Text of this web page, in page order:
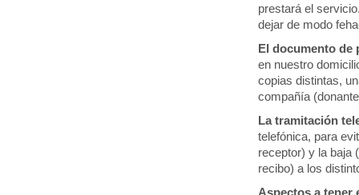
prestará el
dejar de modo
El documento de
en nuestro
copias distintas,
compañía
La tramitación
telefónica, para
receptor) y la baja
recibo) a los